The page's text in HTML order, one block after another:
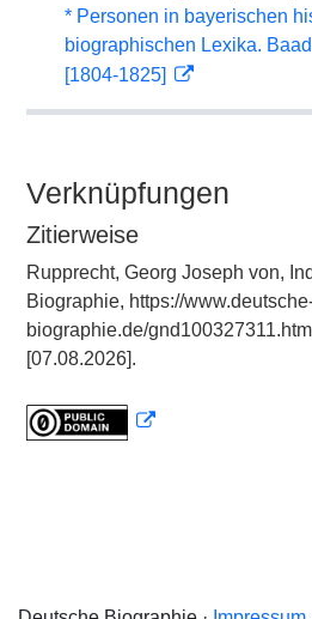
* Personen in bayerischen
biographischen Lexika.
[1804-1825]
Verknüpfungen
Zitierweise
Rupprecht, Georg Joseph von,
Biographie, https://
biographie.de/
[07.08.2026].